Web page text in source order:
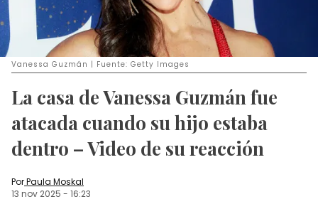
Vanessa Guzmán | Fuente: Getty Images
La casa de Vanessa Guzmán fue
atacada cuando su hijo estaba
dentro – Video de su reacción
PorPaula Moskal
13 nov 2025 - 16:23